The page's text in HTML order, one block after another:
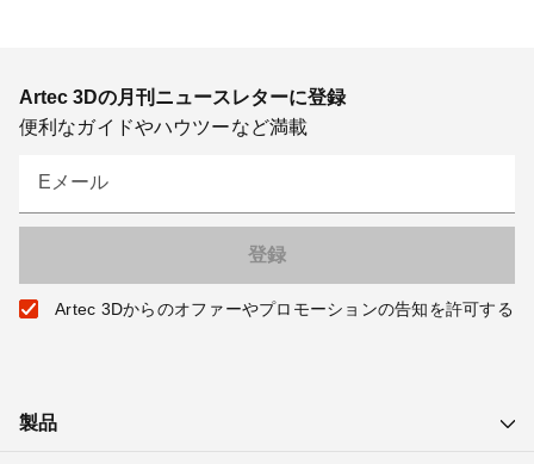
Artec 3Dの月刊ニュースレターに登録
便利なガイドやハウツーなど満載
Eメール
Artec 3Dからのオファーやプロモーションの告知を許可する
製品